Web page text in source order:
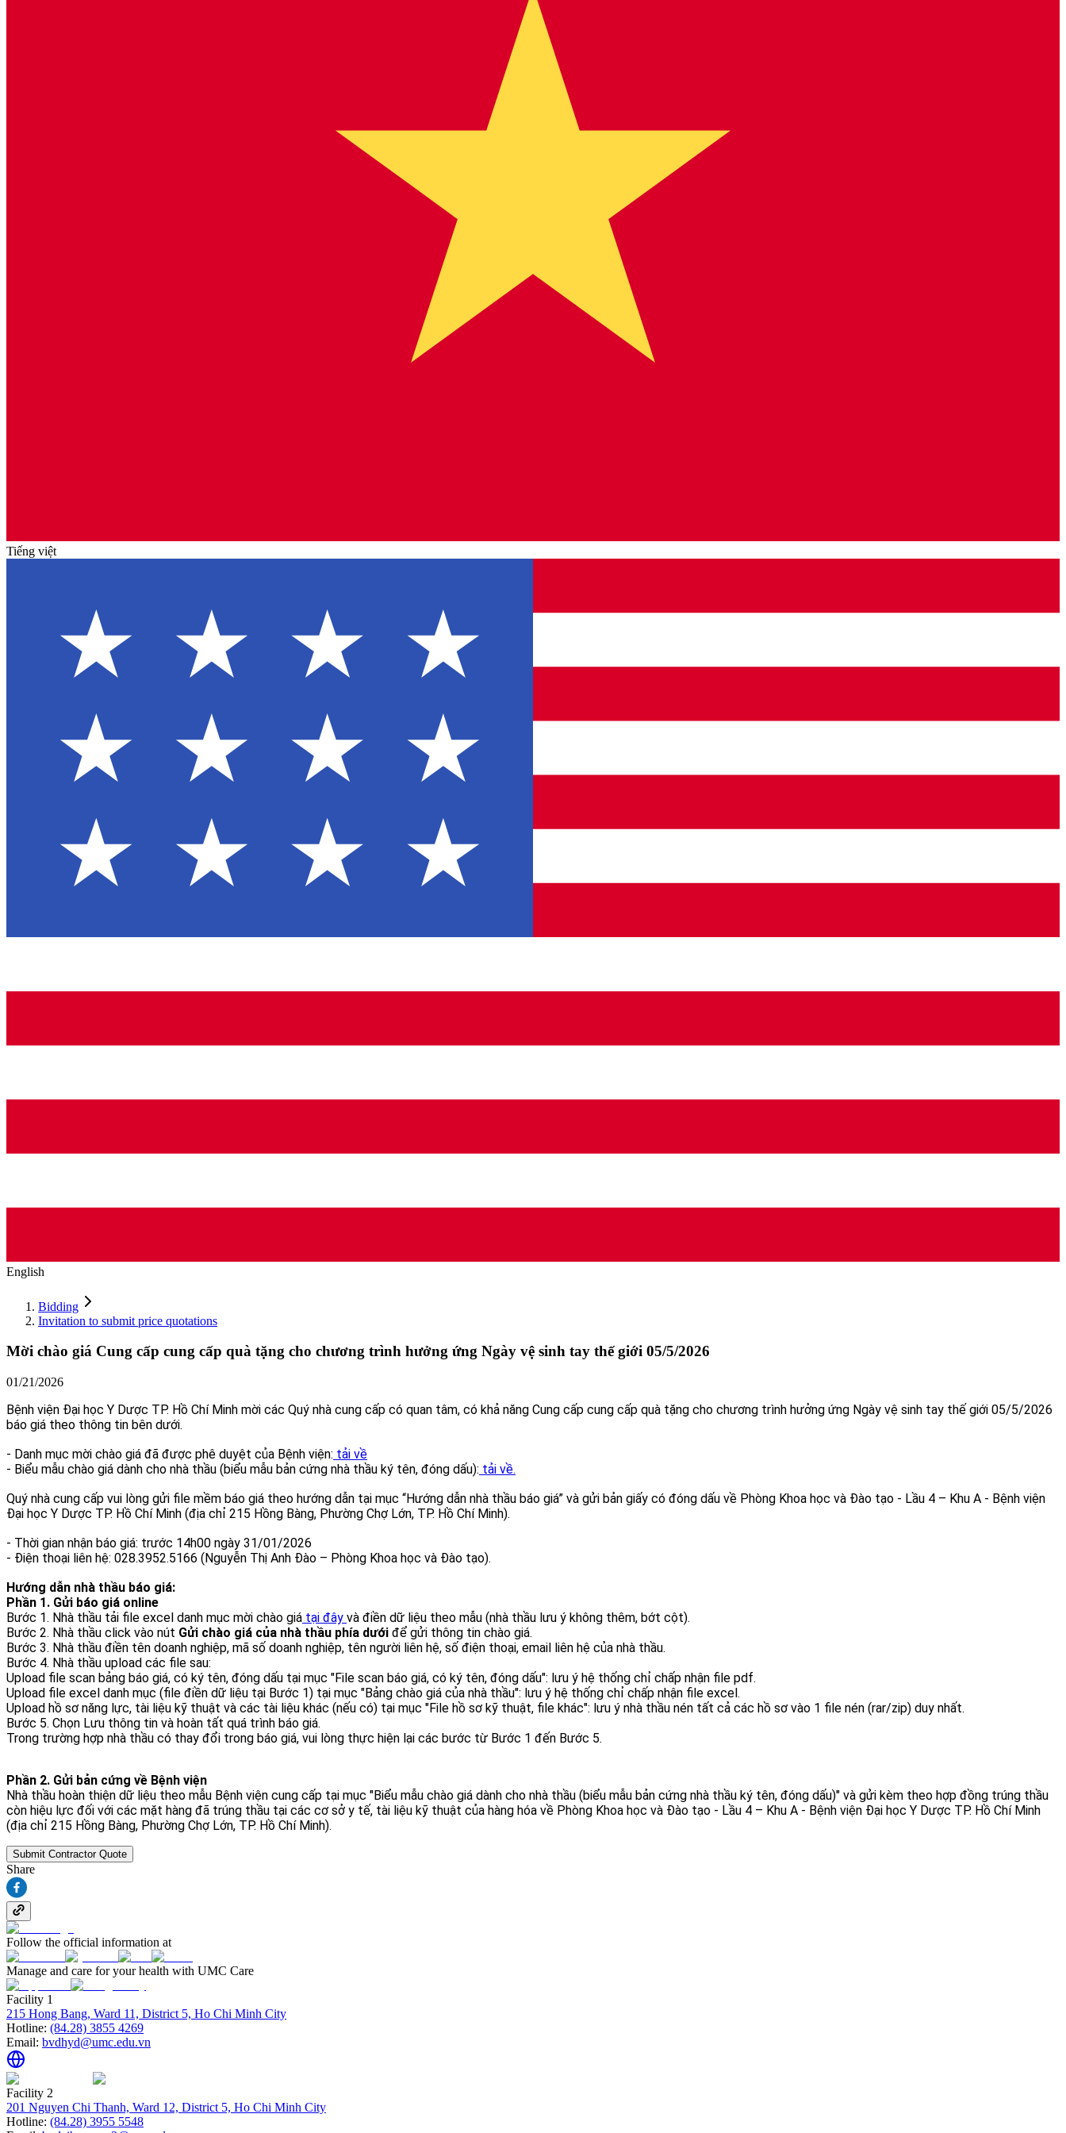
Tiếng việt
English
Bidding
Invitation to submit price quotations
Mời chào giá Cung cấp cung cấp quà tặng cho chương trình hưởng ứng Ngày vệ sinh tay thế giới 05/5/2026
01/21/2026
Bệnh viện Đại học Y Dược TP. Hồ Chí Minh mời các Quý nhà cung cấp có quan tâm, có khả năng Cung cấp cung cấp quà tặng cho chương trình hưởng ứng Ngày vệ sinh tay thế giới 05/5/2026
báo giá theo thông tin bên dưới.
- Danh mục mời chào giá đã được phê duyệt của Bệnh viện: tải về
- Biểu mẫu chào giá dành cho nhà thầu (biểu mẫu bản cứng nhà thầu ký tên, đóng dấu): tải về.
Quý nhà cung cấp vui lòng gửi file mềm báo giá theo hướng dẫn tại mục “Hướng dẫn nhà thầu báo giá” và gửi bản giấy có đóng dấu về Phòng Khoa học và Đào tạo - Lầu 4 – Khu A - Bệnh viện
Đại học Y Dược TP. Hồ Chí Minh (địa chỉ 215 Hồng Bàng, Phường Chợ Lớn, TP. Hồ Chí Minh).
- Thời gian nhận báo giá: trước 14h00 ngày 31/01/2026
- Điện thoại liên hệ: 028.3952.5166 (Nguyễn Thị Anh Đào – Phòng Khoa học và Đào tạo).
Hướng dẫn nhà thầu báo giá:
Phần 1. Gửi báo giá online
Bước 1. Nhà thầu tải file excel danh mục mời chào giá tại đây và điền dữ liệu theo mẫu (nhà thầu lưu ý không thêm, bớt cột).
Bước 2. Nhà thầu click vào nút Gửi chào giá của nhà thầu phía dưới để gửi thông tin chào giá.
Bước 3. Nhà thầu điền tên doanh nghiệp, mã số doanh nghiệp, tên người liên hệ, số điện thoại, email liên hệ của nhà thầu.
Bước 4. Nhà thầu upload các file sau:
Upload file scan bảng báo giá, có ký tên, đóng dấu tại mục "File scan báo giá, có ký tên, đóng dấu": lưu ý hệ thống chỉ chấp nhận file pdf.
Upload file excel danh mục (file điền dữ liệu tại Bước 1) tại mục "Bảng chào giá của nhà thầu": lưu ý hệ thống chỉ chấp nhận file excel.
Upload hồ sơ năng lực, tài liệu kỹ thuật và các tài liệu khác (nếu có) tại mục "File hồ sơ kỹ thuật, file khác": lưu ý nhà thầu nén tất cả các hồ sơ vào 1 file nén (rar/zip) duy nhất.
Bước 5. Chọn Lưu thông tin và hoàn tất quá trình báo giá.
Trong trường hợp nhà thầu có thay đổi trong báo giá, vui lòng thực hiện lại các bước từ Bước 1 đến Bước 5.
Phần 2. Gửi bản cứng về Bệnh viện
Nhà thầu hoàn thiện dữ liệu theo mẫu Bệnh viện cung cấp tại mục "Biểu mẫu chào giá dành cho nhà thầu (biểu mẫu bản cứng nhà thầu ký tên, đóng dấu)" và gửi kèm theo hợp đồng trúng thầu
còn hiệu lực đối với các mặt hàng đã trúng thầu tại các cơ sở y tế, tài liệu kỹ thuật của hàng hóa về Phòng Khoa học và Đào tạo - Lầu 4 – Khu A - Bệnh viện Đại học Y Dược TP. Hồ Chí Minh
(địa chỉ 215 Hồng Bàng, Phường Chợ Lớn, TP. Hồ Chí Minh).
Submit Contractor Quote
Share
Follow the official information at
Manage and care for your health with UMC Care
Facility 1
215 Hong Bang, Ward 11, District 5, Ho Chi Minh City
Hotline: (84.28) 3855 4269
Email: bvdhyd@umc.edu.vn
Facility 2
201 Nguyen Chi Thanh, Ward 12, District 5, Ho Chi Minh City
Hotline: (84.28) 3955 5548